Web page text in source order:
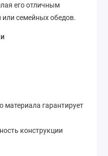
его отличным
или семейных обедов.
материала гарантирует
конструкции